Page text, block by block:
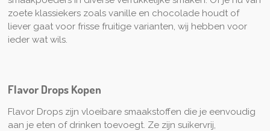
zoete klassiekers zoals vanille en chocolade houdt of
liever gaat voor frisse fruitige varianten, wij hebben voor
ieder wat wils.
Flavor Drops Kopen
Flavor Drops zijn vloeibare smaakstoffen die je eenvoudig
aan je eten of drinken toevoegt. Ze zijn suikervrij,